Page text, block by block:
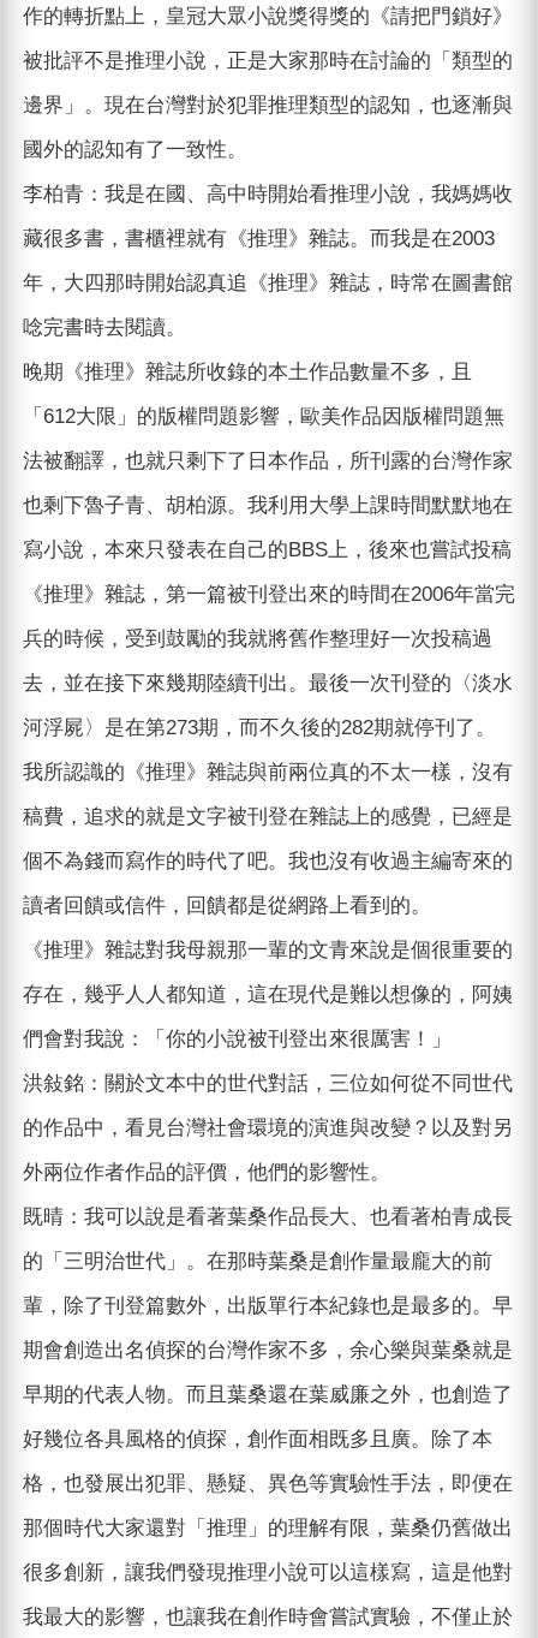
作的轉折點上，皇冠大眾小說獎得獎的《請把門鎖好》
被批評不是推理小說，正是大家那時在討論的「類型的
邊界」。現在台灣對於犯罪推理類型的認知，也逐漸與
國外的認知有了一致性。
李柏青：我是在國、高中時開始看推理小說，我媽媽收
藏很多書，書櫃裡就有《推理》雜誌。而我是在2003
年，大四那時開始認真追《推理》雜誌，時常在圖書館
唸完書時去閱讀。
晚期《推理》雜誌所收錄的本土作品數量不多，且
「612大限」的版權問題影響，歐美作品因版權問題無
法被翻譯，也就只剩下了日本作品，所刊露的台灣作家
也剩下魯子青、胡柏源。我利用大學上課時間默默地在
寫小說，本來只發表在自己的BBS上，後來也嘗試投稿
《推理》雜誌，第一篇被刊登出來的時間在2006年當完
兵的時候，受到鼓勵的我就將舊作整理好一次投稿過
去，並在接下來幾期陸續刊出。最後一次刊登的〈淡水
河浮屍〉是在第273期，而不久後的282期就停刊了。
我所認識的《推理》雜誌與前兩位真的不太一樣，沒有
稿費，追求的就是文字被刊登在雜誌上的感覺，已經是
個不為錢而寫作的時代了吧。我也沒有收過主編寄來的
讀者回饋或信件，回饋都是從網路上看到的。
《推理》雜誌對我母親那一輩的文青來說是個很重要的
存在，幾乎人人都知道，這在現代是難以想像的，阿姨
們會對我說：「你的小說被刊登出來很厲害！」
洪敍銘：關於文本中的世代對話，三位如何從不同世代
的作品中，看見台灣社會環境的演進與改變？以及對另
外兩位作者作品的評價，他們的影響性。
既晴：我可以說是看著葉桑作品長大、也看著柏青成長
的「三明治世代」。在那時葉桑是創作量最龐大的前
輩，除了刊登篇數外，出版單行本紀錄也是最多的。早
期會創造出名偵探的台灣作家不多，余心樂與葉桑就是
早期的代表人物。而且葉桑還在葉威廉之外，也創造了
好幾位各具風格的偵探，創作面相既多且廣。除了本
格，也發展出犯罪、懸疑、異色等實驗性手法，即便在
那個時代大家還對「推理」的理解有限，葉桑仍舊做出
很多創新，讓我們發現推理小說可以這樣寫，這是他對
我最大的影響，也讓我在創作時會嘗試實驗，不僅止於